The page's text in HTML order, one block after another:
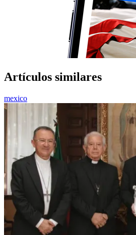
Artículos similares
mexico